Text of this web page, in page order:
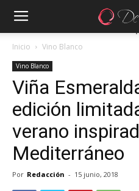
Inicio Vino Blanco
Vino Blanco
Viña
edición
verano
Mediterráneo
Por Redacción - 15 junio, 2018